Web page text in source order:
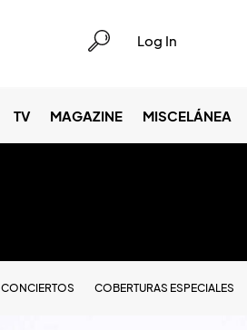
Log In
TV MAGAZINE MISCELÁNEA
CONCIERTOS COBERTURAS ESPECIALES